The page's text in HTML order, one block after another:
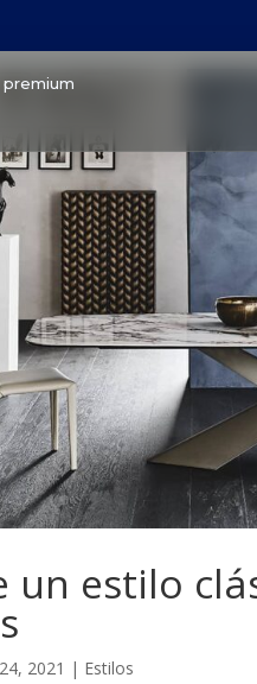
premium
un estilo
2021 | Estilos